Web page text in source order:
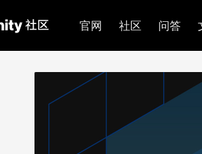
官网 社区 问答